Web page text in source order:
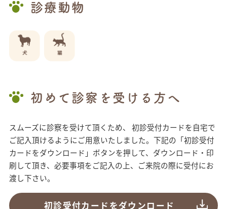
診療動物
初めて診察を受ける方へ
スムーズに診察を受けて頂くため、 初診受付カードを自宅で
ご記入頂けるようにご用意いたしました。下記の「初診受付
カードをダウンロード」ボタンを押して、ダウンロード・印
刷して頂き、必要事項をご記入の上、ご来院の際に受付にお
渡し下さい。
初診受付カードをダウンロード